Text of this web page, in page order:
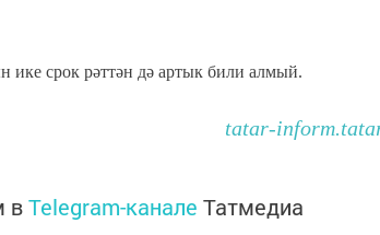
ике срок рәттән дә артык били алмый.
tatar-
вTelegram-канале Татмедиа